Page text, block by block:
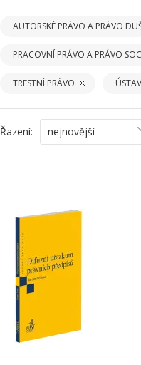
AUTORSKÉ PRÁVO A PRÁVO
PRACOVNÍ PRÁVO A PRÁVO
TRESTNÍ PRÁVO
Řazení: nejnovější